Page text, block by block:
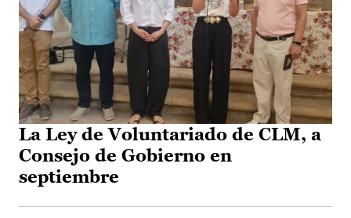
La Ley de Voluntariado de CLM, a
Consejo de Gobierno en
septiembre